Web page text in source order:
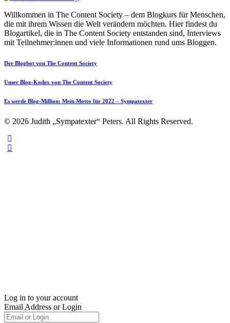
Willkommen in The Content Society – dem Blogkurs für Menschen,
die mit ihrem Wissen die Welt verändern möchten. Hier findest du
Blogartikel, die in The Content Society entstanden sind, Interviews
mit Teilnehmer:innen und viele Informationen rund ums Bloggen.
Der Blogbot von The Content Society
Unser Blog-Kodex von The Content Society
Es werde Blog-Million: Mein Motto für 2022 – Sympatexter
© 2026 Judith „Sympatexter“ Peters. All Rights Reserved.
Log in to your account
Email Address or Login